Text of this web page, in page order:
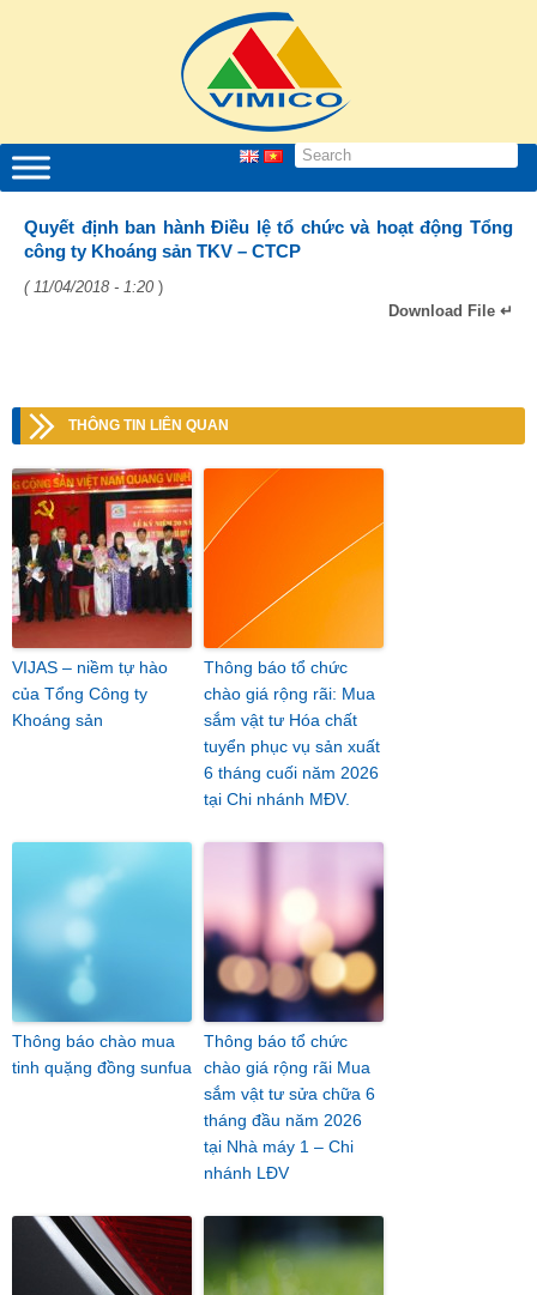
Quyết định ban hành Điều lệ tổ chức và hoạt động Tổng
công ty Khoáng sản TKV – CTCP
( 11/04/2018 - 1:20 )
Download File ↵
THÔNG TIN LIÊN QUAN
VIJAS – niềm tự hào
của Tổng Công ty
Khoáng sản
Thông báo tổ chức
chào giá rộng rãi: Mua
sắm vật tư Hóa chất
tuyển phục vụ sản xuất
6 tháng cuối năm 2026
tại Chi nhánh MĐV.
Thông báo chào mua
tinh quặng đồng sunfua
Thông báo tổ chức
chào giá rộng rãi Mua
sắm vật tư sửa chữa 6
tháng đầu năm 2026
tại Nhà máy 1 – Chi
nhánh LĐV